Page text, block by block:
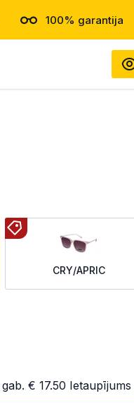
100% garantija
CRY/APRIC
€ 17.50 Ietaupījums